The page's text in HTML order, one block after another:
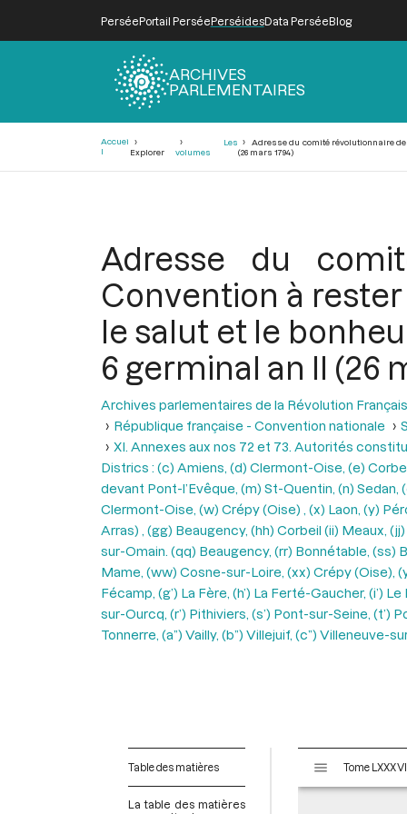
PerséePortail PerséePerséidesData PerséeBlog
ARCHIVES
PARLEMENTAIRES
Accuei
l
Explorer
Les
volumes
Adresse du comité révolutionnaire
(26 mars 1794)
Adresse du
Convention à
le salut et le
6 germinal an II (26
Archives parlementaires de la Révolution
République française - Convention nationale
XI. Annexes aux nos 72 et 73. Autorités
Districs : (c) Amiens, (d) Clermont-Oise, (e)
devant Pont-l’Evêque, (m) St-Quentin, (n)
Clermont-Oise, (w) Crépy (Oise) , (x) Laon, (y)
Arras) , (gg) Beaugency, (hh) Corbeil (ii) Meaux,
sur-Omain. (qq) Beaugency, (rr) Bonnétable,
Mame, (ww) Cosne-sur-Loire, (xx) Crépy (Oise),
Fécamp, (g’) La Fère, (h’) La Ferté-Gaucher, (i’)
sur-Ourcq, (r’) Pithiviers, (s’) Pont-sur-Seine, (t’)
Tonnerre, (a”) Vailly, (b”) Villejuif, (c”)
Table des matières
La table des matières
s